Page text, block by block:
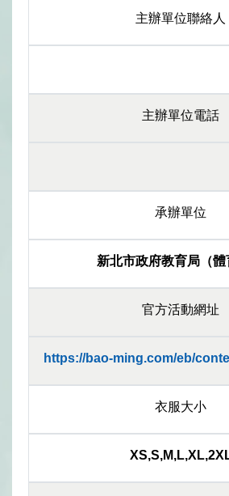
主辦單位聯絡人
主辦單位電話
承辦單位
新北市政府教育局（體
官方活動網址
https://bao-ming.com/eb/
衣服大小